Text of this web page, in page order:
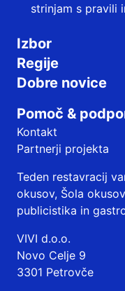
strinjam s pravili
Izbor
Regije
Dobre novice
Pomoč &
Kontakt
Partnerji projekta
Teden restavracij
okusov, Šola
publicistika in
VIVI d.o.o.
Novo Celje 9
3301 Petrovče